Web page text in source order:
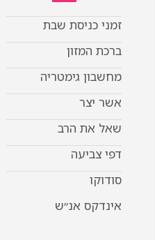
זמני כניסת שבת
ברכת המזון
מחשבון גימטריה
אשר יצר
שאל את הרב
דפי צביעה
סודוקו
אינדקס אנ״ש